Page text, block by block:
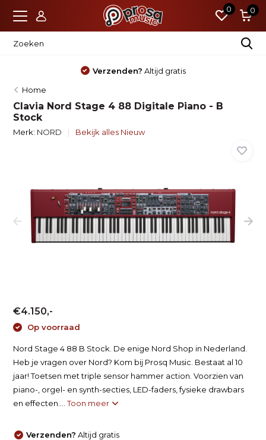
0 0
Verzenden? Altijd gratis
Home
Clavia Nord Stage 4 88 Digitale Piano - B
Stock
Merk: NORD Bekijk alles Nieuw
€4.150,-
Op voorraad
Nord Stage 4 88 B Stock. De enige Nord Shop in Nederland.
Heb je vragen over Nord? Kom bij Prosq Music. Bestaat al 10
jaar! Toetsen met triple sensor hammer action. Voorzien van
piano-, orgel- en synth-secties, LED-faders, fysieke drawbars
en effecten....Toon meer
Verzenden? Altijd gratis